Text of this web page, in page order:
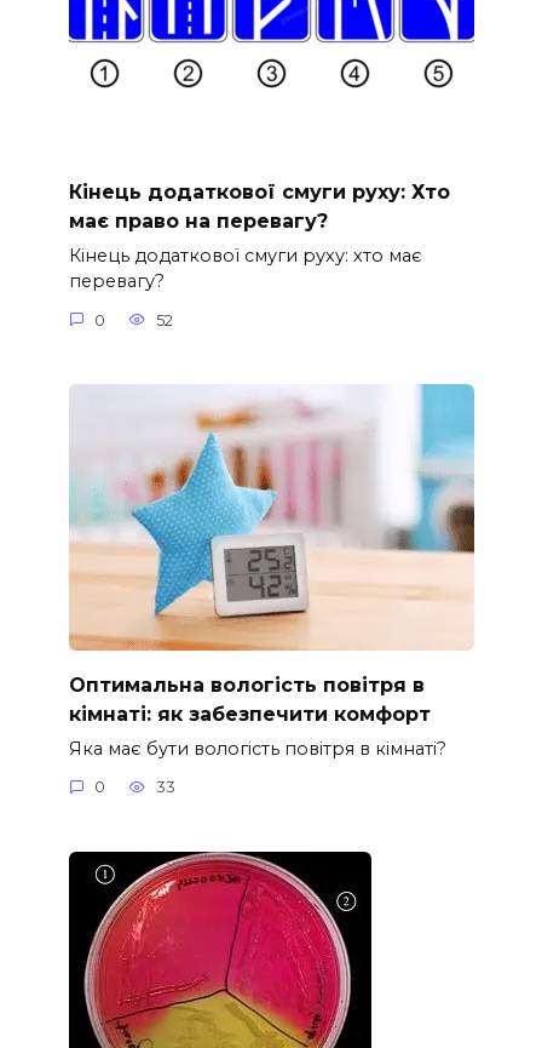
Кінець додаткової смуги руху: Хто
має право на перевагу?
Кінець додаткової смуги руху: хто має
перевагу?
0 52
Оптимальна вологість повітря в
кімнаті: як забезпечити комфорт
Яка має бути вологість повітря в кімнаті?
0 33